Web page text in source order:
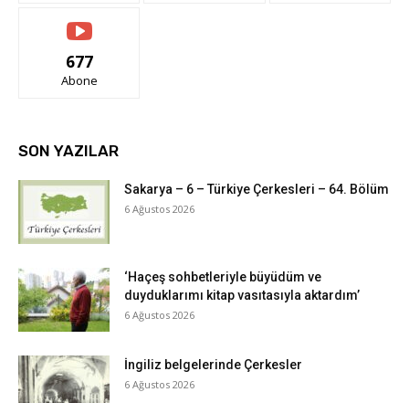
677
Abone
SON YAZILAR
Sakarya – 6 – Türkiye Çerkesleri – 64. Bölüm
6 Ağustos 2026
‘Haçeş sohbetleriyle büyüdüm ve
duyduklarımı kitap vasıtasıyla aktardım’
6 Ağustos 2026
İngiliz belgelerinde Çerkesler
6 Ağustos 2026